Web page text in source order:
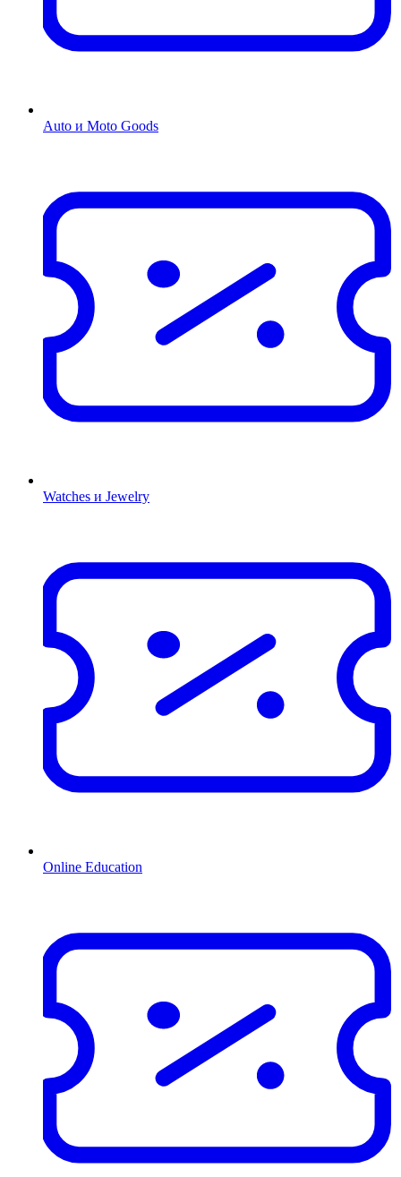
Auto и Moto Goods
Watches и Jewelry
Online Education